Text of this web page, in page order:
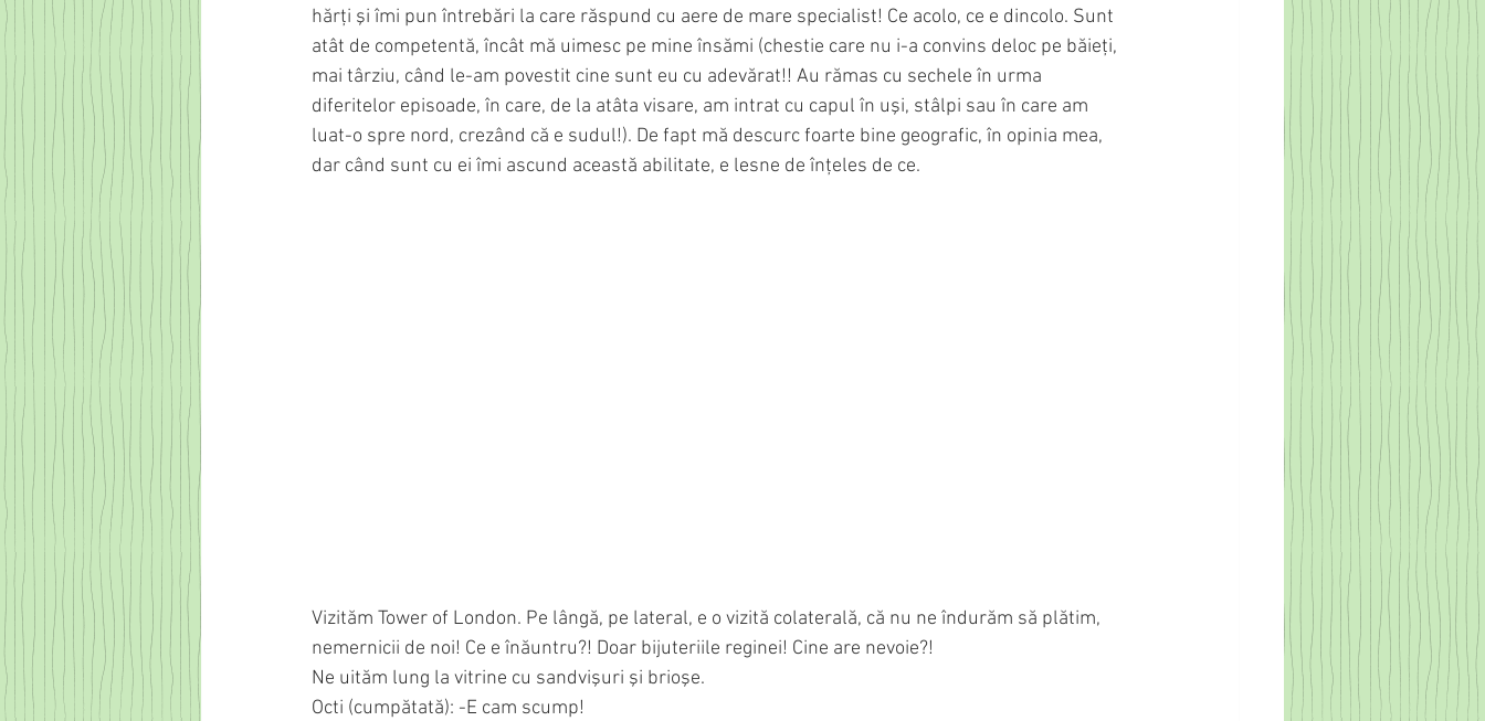
hărţi şi îmi pun întrebări la care răspund cu aere de mare specialist! Ce acolo, ce e dincolo. Sunt
atât de competentă, încât mă uimesc pe mine însămi (chestie care nu i-a convins deloc pe băieţi,
mai târziu, când le-am povestit cine sunt eu cu adevărat!! Au rămas cu sechele în urma
diferitelor episoade, în care, de la atâta visare, am intrat cu capul în uşi, stâlpi sau în care am
luat-o spre nord, crezând că e sudul!). De fapt mă descurc foarte bine geografic, în opinia mea,
dar când sunt cu ei îmi ascund această abilitate, e lesne de înţeles de ce.
Vizităm Tower of London. Pe lângă, pe lateral, e o vizită colaterală, că nu ne îndurăm să plătim,
nemernicii de noi! Ce e înăuntru?! Doar bijuteriile reginei! Cine are nevoie?!
Ne uităm lung la vitrine cu sandvişuri şi brioşe.
Octi (cumpătată): -E cam scump!